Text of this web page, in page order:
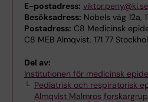
E-postadress: viktor.peny@ki.se
Besöksadress: Nobels väg 12a,
Postadress: C8 Medicinsk
C8 MEB Almqvist, 171 77
Del av:
Institutionen för medicinsk
Pediatrisk och respiratorisk
Almqvist Malmros